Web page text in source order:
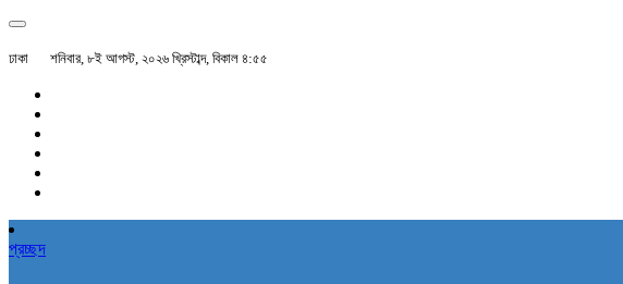
ঢাকা শনিবার, ৮ই আগস্ট, ২০২৬ খ্রিস্টাব্দ, বিকাল ৪:৫৫
প্রচ্ছদ